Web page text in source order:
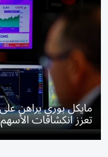
تعزز انكشافات الأسهم